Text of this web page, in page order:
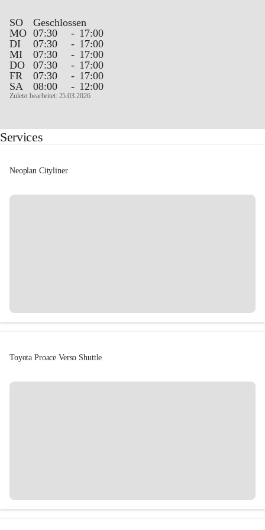
SO
Geschlossen
MO 07:30 - 17:00
DI
07:30 - 17:00
MI
07:30 - 17:00
DO
07:30 - 17:00
FR
07:30 - 17:00
SA
08:00 - 12:00
Zuletzt bearbeitet: 25.03.2026
Services
Neoplan Cityliner
Toyota Proace Verso Shuttle